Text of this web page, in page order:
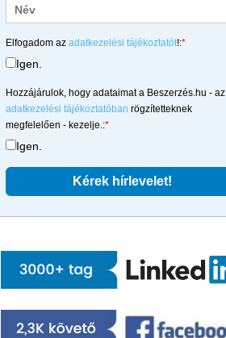
Elfogadom az adatkezelési tájékoztatót!:*
Igen.
Hozzájárulok, hogy adataimat a Beszerzés.hu - az
adatkezelési tájékoztatóban rögzítetteknek
megfelelően - kezelje.:*
Igen.